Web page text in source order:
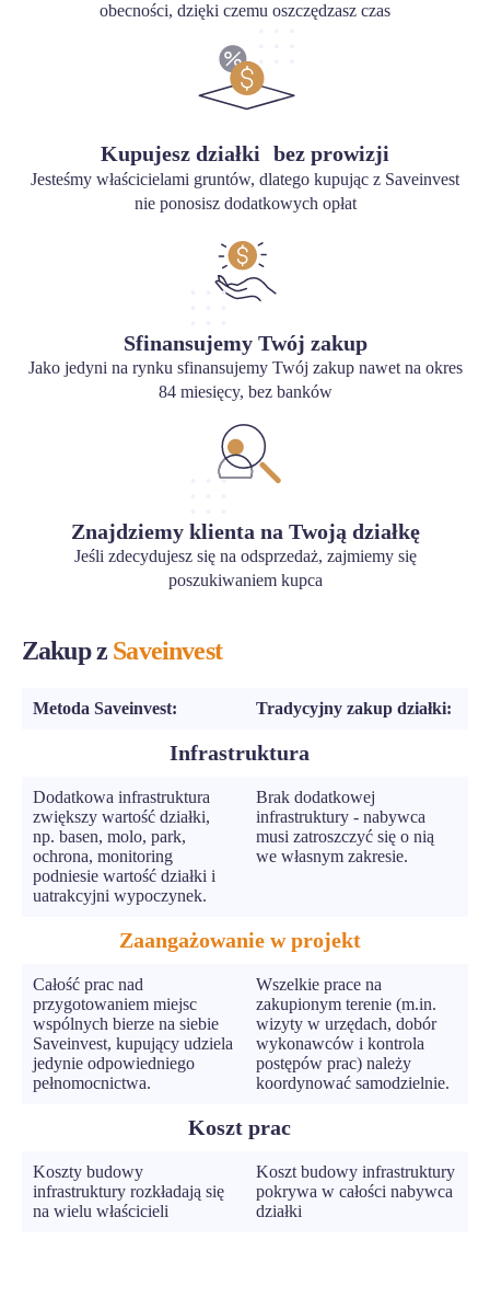
obecności, dzięki czemu oszczędzasz czas
Kupujesz działki bez prowizji
Jesteśmy właścicielami gruntów, dlatego kupując z Saveinvest
nie ponosisz dodatkowych opłat
Sfinansujemy Twój zakup
Jako jedyni na rynku sfinansujemy Twój zakup nawet na okres
84 miesięcy, bez banków
Znajdziemy klienta na Twoją działkę
Jeśli zdecydujesz się na odsprzedaż, zajmiemy się
poszukiwaniem kupca
Zakup z Saveinvest
Metoda Saveinvest: Tradycyjny zakup działki:
Infrastruktura
Dodatkowa infrastruktura
zwiększy wartość działki,
np. basen, molo, park,
ochrona, monitoring
podniesie wartość działki i
uatrakcyjni wypoczynek.
Brak dodatkowej
infrastruktury - nabywca
musi zatroszczyć się o nią
we własnym zakresie.
Zaangażowanie w projekt
Całość prac nad
przygotowaniem miejsc
wspólnych bierze na siebie
Saveinvest, kupujący udziela
jedynie odpowiedniego
pełnomocnictwa.
Wszelkie prace na
zakupionym terenie (m.in.
wizyty w urzędach, dobór
wykonawców i kontrola
postępów prac) należy
koordynować samodzielnie.
Koszt prac
Koszty budowy
infrastruktury rozkładają się
na wielu właścicieli
Koszt budowy infrastruktury
pokrywa w całości nabywca
działki